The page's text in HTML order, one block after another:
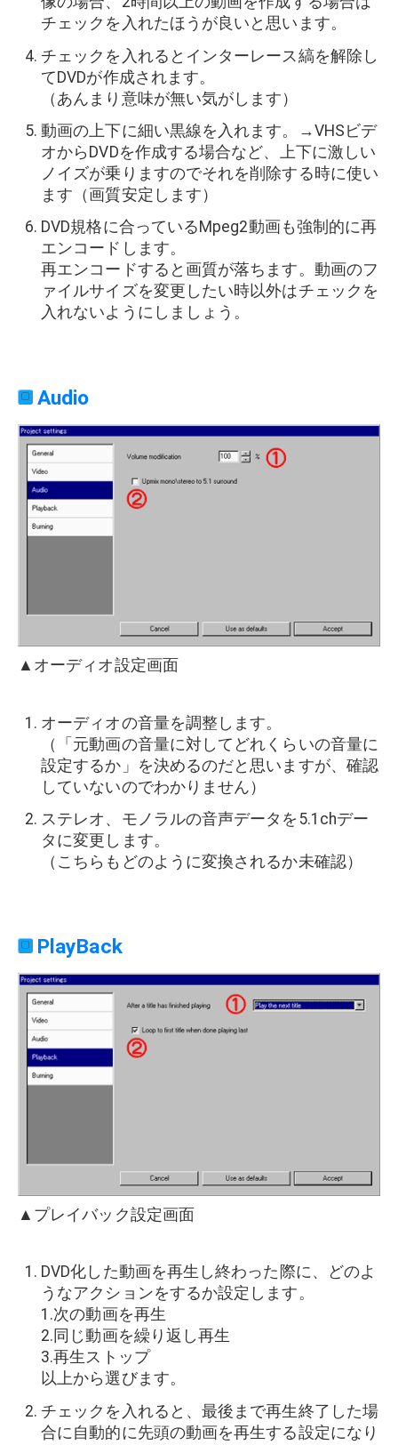
チェックを入れたほうが良いと思います。
チェックを入れるとインターレース縞を解除し
てDVDが作成されます。
（あんまり意味が無い気がします）
動画の上下に細い黒線を入れます。→VHSビデ
オからDVDを作成する場合など、上下に激しい
ノイズが乗りますのでそれを削除する時に使い
ます（画質安定します）
DVD規格に合っているMpeg2動画も強制的に再
エンコードします。
再エンコードすると画質が落ちます。動画のフ
ァイルサイズを変更したい時以外はチェックを
入れないようにしましょう。
Audio
▲オーディオ設定画面
オーディオの音量を調整します。
（「元動画の音量に対してどれくらいの音量に
設定するか」を決めるのだと思いますが、確認
していないのでわかりません）
ステレオ、モノラルの音声データを5.1chデー
タに変更します。
（こちらもどのように変換されるか未確認）
PlayBack
▲プレイバック設定画面
DVD化した動画を再生し終わった際に、どのよ
うなアクションをするか設定します。
1.次の動画を再生
2.同じ動画を繰り返し再生
3.再生ストップ
以上から選びます。
チェックを入れると、最後まで再生終了した場
合に自動的に先頭の動画を再生する設定になり